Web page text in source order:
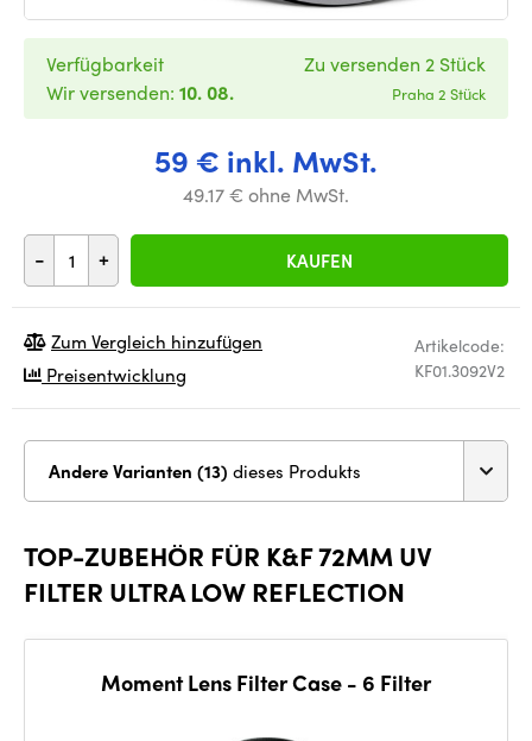
59 € inkl. MwSt.
49.17 € ohne MwSt.
- + KAUFEN
Verfügbarkeit
Wir versenden: 10. 08.
Zu versenden 2 Stück
Praha 2 Stück
Artikelcode:
KF01.3092V2
Zum Vergleich hinzufügen
Preisentwicklung
Andere Varianten (13) dieses Produkts
TOP-ZUBEHÖR FÜR K&F 72MM UV
FILTER ULTRA LOW REFLECTION
Moment Lens Filter Case - 6 Filter